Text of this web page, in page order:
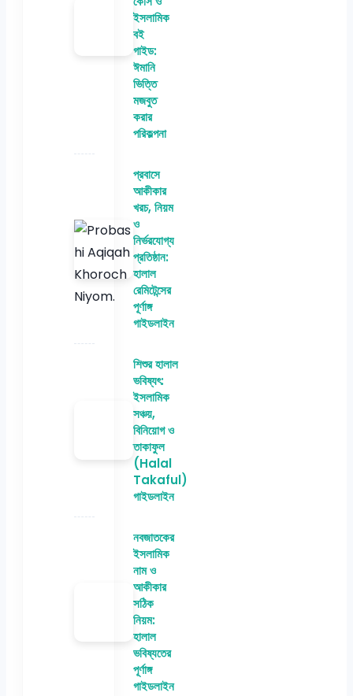
ইসলামিক
বই
গাইড:
ঈমানি
ভিত্তি
মজবুত
করার
পরিকল্পনা
প্রবাসে
আকীকার
খরচ, নিয়ম
ও
নির্ভরযোগ্য
প্রতিষ্ঠান:
হালাল
রেমিটেন্সের
পূর্ণাঙ্গ
গাইডলাইন
শিশুর হালাল
ভবিষ্যৎ:
ইসলামিক
সঞ্চয়,
বিনিয়োগ ও
তাকাফুল
(Halal
Takaful)
গাইডলাইন
নবজাতকের
ইসলামিক
নাম ও
আকীকার
সঠিক
নিয়ম:
হালাল
ভবিষ্যতের
পূর্ণাঙ্গ
গাইডলাইন